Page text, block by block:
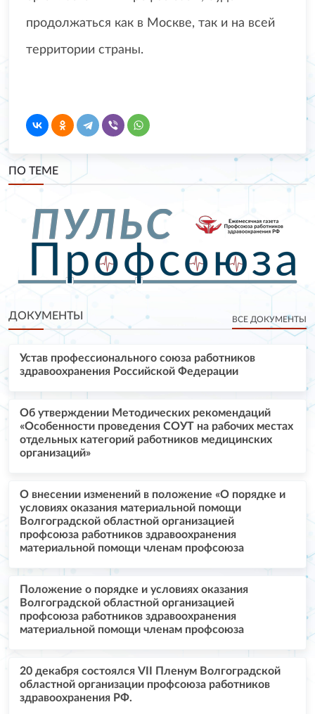
продолжаться как в Москве, так и на всей
территории страны.
ПО ТЕМЕ
ДОКУМЕНТЫ ВСЕ ДОКУМЕНТЫ
Устав профессионального союза работников
здравоохранения Российской Федерации
Об утверждении Методических рекомендаций
«Особенности проведения СОУТ на рабочих местах
отдельных категорий работников медицинских
организаций»
О внесении изменений в положение «О порядке и
условиях оказания материальной помощи
Волгоградской областной организацией
профсоюза работников здравоохранения
материальной помощи членам профсоюза
Положение о порядке и условиях оказания
Волгоградской областной организацией
профсоюза работников здравоохранения
материальной помощи членам профсоюза
20 декабря состоялся VII Пленум Волгоградской
областной организации профсоюза работников
здравоохранения РФ.